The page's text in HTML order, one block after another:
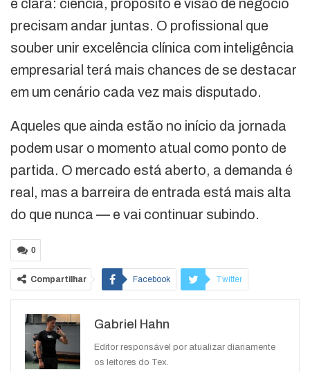
é clara: ciência, propósito e visão de negócio
precisam andar juntas. O profissional que
souber unir excelência clínica com inteligência
empresarial terá mais chances de se destacar
em um cenário cada vez mais disputado.
Aqueles que ainda estão no início da jornada
podem usar o momento atual como ponto de
partida. O mercado está aberto, a demanda é
real, mas a barreira de entrada está mais alta
do que nunca — e vai continuar subindo.
0
Compartilhar Facebook Twitter
WhatsApp
Gabriel Hahn
Editor responsável por atualizar diariamente
os leitores do Tex.